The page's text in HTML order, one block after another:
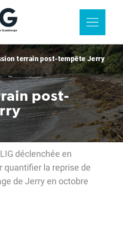
terrain post-tempête Jerry
post-
déclenchée en
quantifier la reprise de
de Jerry en octobre